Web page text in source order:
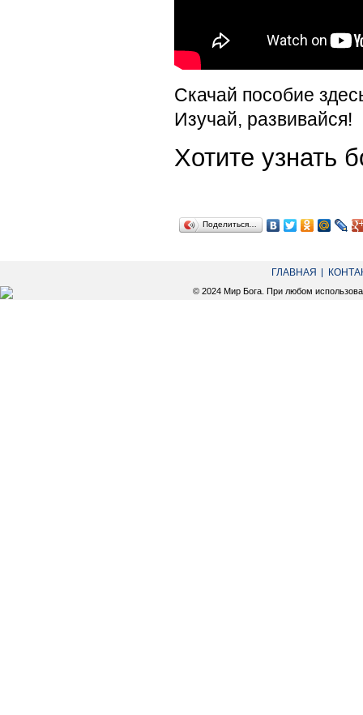
Скачай пособие
Изучай, развивайся!
Хотите
Поделиться…
ГЛАВНАЯ
© 2024 Мир Бога. При любом